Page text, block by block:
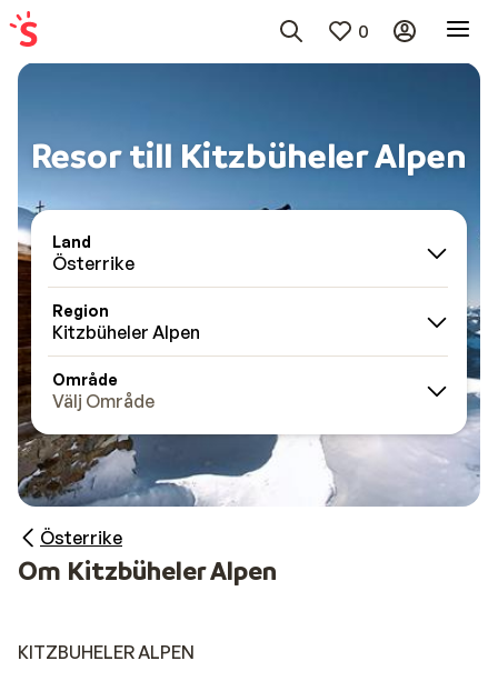
0
Resor till Kitzbüheler Alpen
Land
Österrike
Region
Kitzbüheler Alpen
Område
Välj Område
Österrike
Om Kitzbüheler Alpen
KITZBUHELER ALPEN